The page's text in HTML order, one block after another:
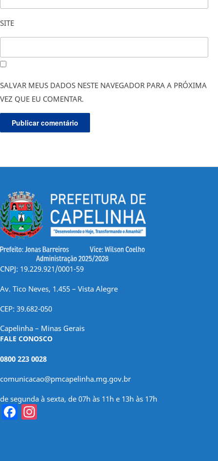
SITE
SALVAR MEUS DADOS NESTE NAVEGADOR PARA A PRÓXIMA
VEZ QUE EU COMENTAR.
CNPJ: 19.229.921/0001-59
Av. Tico Neves, 1.455 – Vista Alegre
CEP: 39.682-050
Capelinha – Minas Gerais
FALE CONOSCO
0800 223 0028
comunicacao@pmcapelinha.mg.gov.br
de segunda à sexta, de 07h às 11h e 13h às 17h
Facebook